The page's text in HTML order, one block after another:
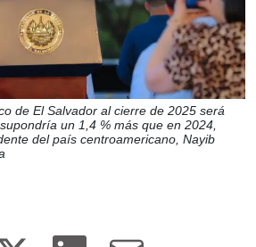
de El Salvador al cierre de 2025 será
un 1,4 % más que en 2024,
del país centroamericano, Nayib